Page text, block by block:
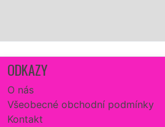
ODKAZY
O nás
Všeobecné obchodní podmínky
Kontakt